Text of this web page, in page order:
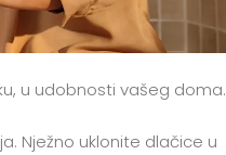
u udobnosti vašeg doma.
Nježno uklonite dlačice u